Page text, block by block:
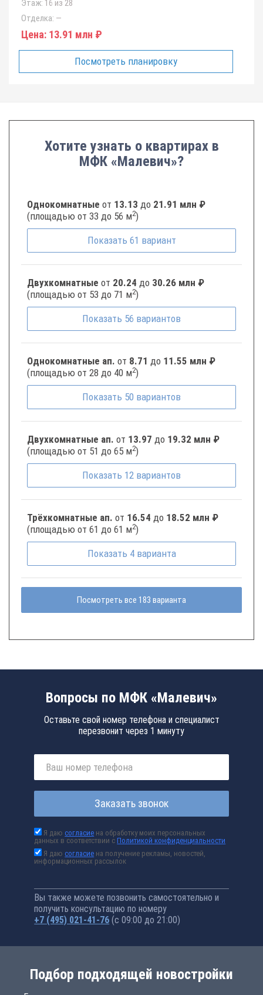
Этаж: 16 из 28
Отделка: —
Цена: 13.91 млн ₽
Посмотреть планировку
Хотите узнать о квартирах в
МФК «Малевич»?
Однокомнатные от 13.13 до 21.91 млн ₽
(площадью от 33 до 56 м2)
Показать 61 вариант
Двухкомнатные от 20.24 до 30.26 млн ₽
(площадью от 53 до 71 м2)
Показать 56 вариантов
Однокомнатные ап. от 8.71 до 11.55 млн ₽
(площадью от 28 до 40 м2)
Показать 50 вариантов
Двухкомнатные ап. от 13.97 до 19.32 млн ₽
(площадью от 51 до 65 м2)
Показать 12 вариантов
Трёхкомнатные ап. от 16.54 до 18.52 млн ₽
(площадью от 61 до 61 м2)
Показать 4 варианта
Посмотреть все 183 варианта
Вопросы по МФК «Малевич»
Оставьте свой номер телефона и специалист
перезвонит через 1 минуту
Заказать звонок
Я даюсогласие на обработку моих персональных
данных в соответствии сПолитикой конфиденциальности
Я даюсогласие на получение рекламы, новостей,
информационных рассылок
Вы также можете позвонить самостоятельно и
получить консультацию по номеру
+7 (495) 021-41-76 (с 09:00 до 21:00)
Подбор подходящей новостройки